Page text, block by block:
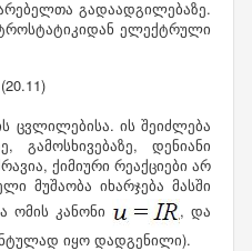
გადაადგილებაზე.
ელექტრული
ცვლილებისა. ის შეიძლება
გამოსხივებაზე, დენიანი
ქიმიური რეაქციები არ
მუშაობა იხარჯება მასში
ომის კანონი
, და
იყო დადგენილი).